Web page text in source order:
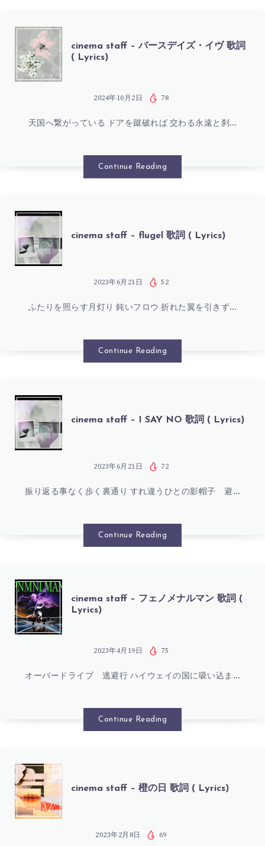
CINEMA
STAFF
バ
デ
イ
イ
詞
(
LYRICS)
cinema staff – バースデイズ・イヴ 歌詞
( Lyrics)
2024年10月2日 78
天国へ繋がっている ドアを蹴破れば 交わる永遠と刹…
Continue Reading
CINEMA
STAFF
FLUGEL
(
LYRICS)
cinema staff – flugel 歌詞 ( Lyrics)
2023年6月21日 52
ふたりを照らす月灯り 鈍いフロウ 折れた翼を引きず…
Continue Reading
CINEMA
STAFF
歌
詞
LYRICS)
cinema staff – I SAY NO 歌詞 ( Lyrics)
2023年6月21日 72
振り返る事なく歩く裏通り すれ違うひとの影帽子 避…
Continue Reading
CINEMA
STAFF
フ
メ
ナ
cinema staff – フェノメナルマン 歌詞 (
Lyrics)
2023年4月19日 75
オーバードライブ 逃避行 ハイウェイの国に吸い込ま…
Continue Reading
CINEMA
STAFF
cinema staff – 橙の日 歌詞 ( Lyrics)
2023年2月8日 69